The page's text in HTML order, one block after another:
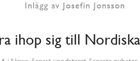
Inlägg av Josefin Jonsson
ihop sig till